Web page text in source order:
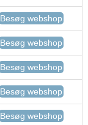
Besøg webshop
Besøg webshop
Besøg webshop
Besøg webshop
Besøg webshop